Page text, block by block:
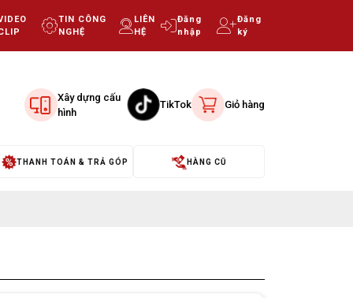
TIN CÔNG
NGHỆ
LIÊN
HỆ
Đăng
nhập
Đăng
ký
Xây dựng cấu
hình
TikTok Giỏ hàng
THANH TOÁN & TRẢ GÓP HÀNG CŨ